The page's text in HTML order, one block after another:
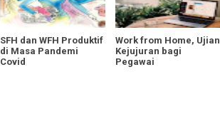
SFH dan WFH Produktif
di Masa Pandemi
Covid
Work from Home, Ujian
Kejujuran bagi
Pegawai